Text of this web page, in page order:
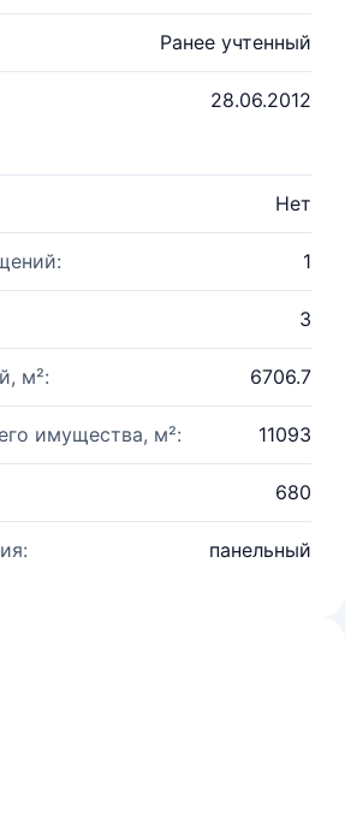
Ранее учтенный
28.06.2012
Нет
1
3
м²: 6706.7
имущества, м²: 11093
680
панельный